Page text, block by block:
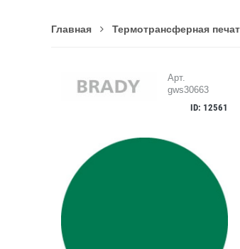
Главная Термотрансферная
Арт.
gws30663
ID: 12561